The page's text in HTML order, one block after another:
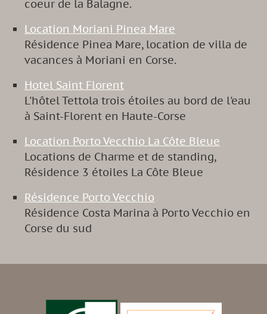
coeur de la Balagne.
Location Moriani Pinea Mare
Résidence Pinea Mare, location de villa de
vacances à Moriani en Corse.
Hotel Saint Florent
L'hôtel Tettola trois étoiles au bord de l'eau
à Saint-Florent en Haute-Corse
Location Porto Vecchio La Côte Bleue
Locations de Charme et de standing,
Résidence 3 étoiles La Côte Bleue
Résidence Porto Vecchio
Résidence Costa Marina à Porto Vecchio en
Corse du sud